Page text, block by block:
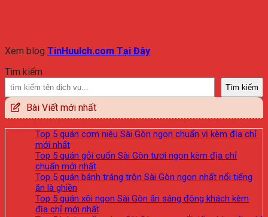
Xem blog TinHuuIch.com Tại Đây
Tìm kiếm
Tìm kiếm
Bài Viết mới nhất
Top 5 quán cơm niêu Sài Gòn ngon chuẩn vị kèm địa chỉ
mới nhất
Top 5 quán gỏi cuốn Sài Gòn tươi ngon kèm địa chỉ
chuẩn mới nhất
Top 5 quán bánh tráng trộn Sài Gòn ngon nhất nổi tiếng
ăn là ghiền
Top 5 quán xôi ngon Sài Gòn ăn sáng đông khách kèm
địa chỉ mới nhất